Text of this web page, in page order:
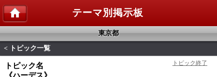
テーマ別掲示板
東京都
< トピック一覧
トピック名
《ハーデス》